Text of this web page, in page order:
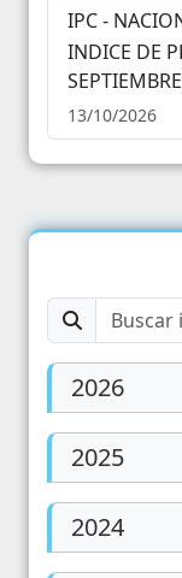
IPC -
INDICE DE
13/10/2026
2026
2025
2024